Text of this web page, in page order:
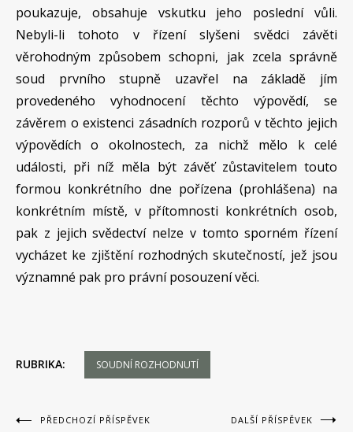
poukazuje, obsahuje vskutku jeho poslední vůli.
Nebyli-li tohoto v řízení slyšeni svědci závěti
věrohodným způsobem schopni, jak zcela správně
soud prvního stupně uzavřel na základě jím
provedeného vyhodnocení těchto výpovědí, se
závěrem o existenci zásadních rozporů v těchto jejich
výpovědích o okolnostech, za nichž mělo k celé
události, při níž měla být závěť zůstavitelem touto
formou konkrétního dne pořízena (prohlášena) na
konkrétním místě, v přítomnosti konkrétních osob,
pak z jejich svědectví nelze v tomto sporném řízení
vycházet ke zjištění rozhodných skutečností, jež jsou
významné pak pro právní posouzení věci.
RUBRIKA: SOUDNÍ ROZHODNUTÍ
Navigace
PŘEDCHOZÍ PŘÍSPĚVEK DALŠÍ PŘÍSPĚVEK